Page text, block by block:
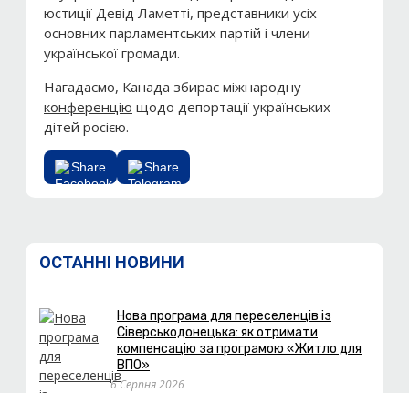
юстиції Девід Ламетті, представники усіх
основних парламентських партій і члени
української громади.
Нагадаємо, Канада збирає міжнародну
конференцію щодо депортації українських
дітей росією.
Share Share
ОСТАННІ НОВИНИ
Нова програма для переселенців із
Сіверськодонецька: як отримати
компенсацію за програмою «Житло для
ВПО»
6 Серпня 2026